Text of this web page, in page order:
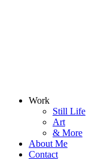
Work
Still Life
Art
& More
About Me
Contact